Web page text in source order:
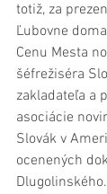
totiž, za
Ľubovne
Cenu Mesta
šéfrežiséra
zakladateľa a
asociácie
Slovák v
ocenených
Dlugolinského.